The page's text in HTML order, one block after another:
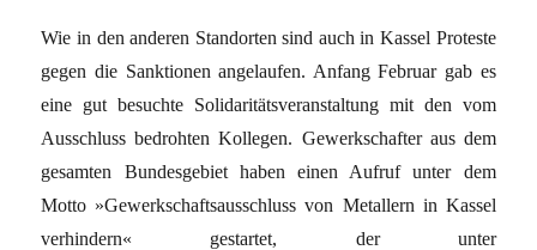
Wie in den anderen Standorten sind auch in Kassel Proteste
gegen die Sanktionen angelaufen. Anfang Februar gab es
eine gut besuchte Solidaritätsveranstaltung mit den vom
Ausschluss bedrohten Kollegen. Gewerkschafter aus dem
gesamten Bundesgebiet haben einen Aufruf unter dem
Motto »Gewerkschaftsausschluss von Metallern in Kassel
verhindern« gestartet, der unter